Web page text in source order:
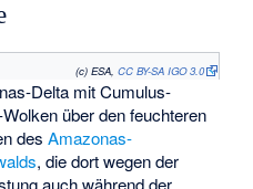
(c) ESA, CC BY-SA IGO 3.0
Delta mitCumulus-
über den feuchteren
des Amazonas-
, die dort wegen der
auch während der